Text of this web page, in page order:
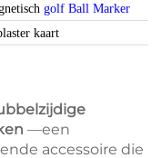
golf Ball Marker
kaart
—een
accessoire die